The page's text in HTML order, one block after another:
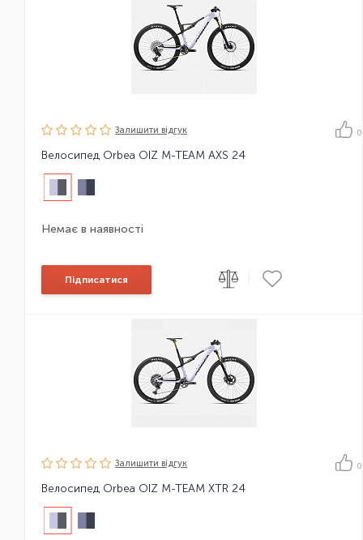
Залишити вiдгук 0
Велосипед Orbea OIZ M-TEAM AXS 24
Немає в наявності
Підписатися
Залишити вiдгук 0
Велосипед Orbea OIZ M-TEAM XTR 24